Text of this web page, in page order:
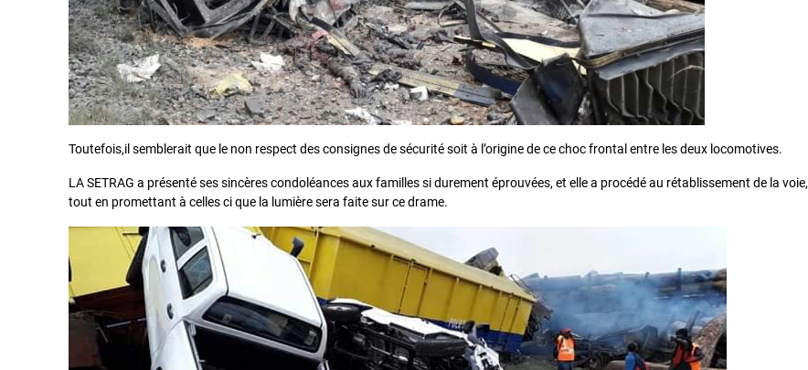
Toutefois,il semblerait que le non respect des consignes de sécurité soit à l’origine de ce choc frontal entre les deux locomotives.
LA SETRAG a présenté ses sincères condoléances aux familles si durement éprouvées, et elle a procédé au rétablissement de la voie,
tout en promettant à celles ci que la lumière sera faite sur ce drame.